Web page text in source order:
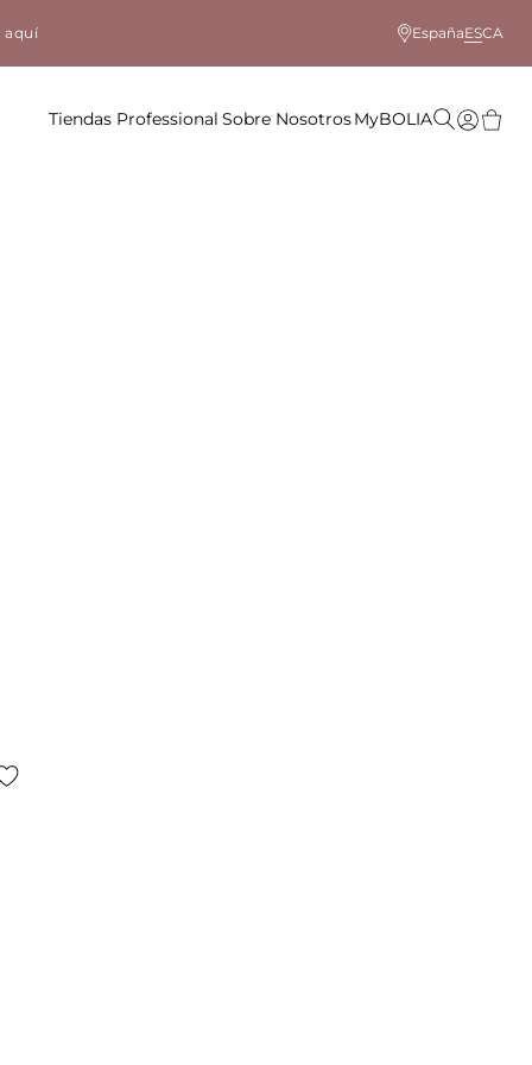
aquí EspañaESCA
Tiendas Professional Sobre NosotrosMyBOLIA